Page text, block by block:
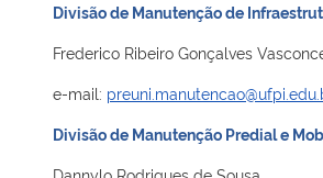
Divisão de Manutenção de
Frederico Ribeiro Gonçalves
e-mail:
Divisão de Manutenção Predial e